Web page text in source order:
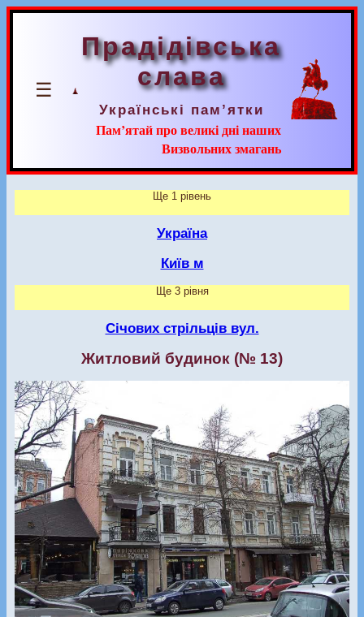
☰
Прадідівська
слава
Українські пам’ятки
Пам’ятай про великі дні наших
Визвольних змагань
Ще 1 рівень
Україна
Київ м
Ще 3 рівня
Січових стрільців вул.
Житловий будинок (№ 13)